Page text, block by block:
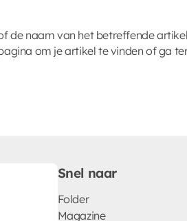
de naam van het betreffende
om je artikel te vinden of ga
Snel naar
Folder
Magazine